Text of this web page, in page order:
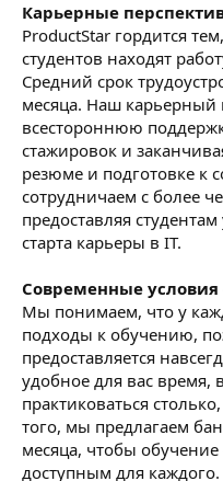
Карьерные
ProductStar гордится
студентов находят
Средний срок
месяца. Наш карьерный
всестороннюю
стажировок и
резюме и подготовке к
сотрудничаем с более
предоставляя
старта карьеры в IT.
Современные условия
Мы понимаем, что у
подходы к обучению,
предоставляется
удобное для вас время,
практиковаться
того, мы предлагаем
месяца, чтобы
доступным для каждого.